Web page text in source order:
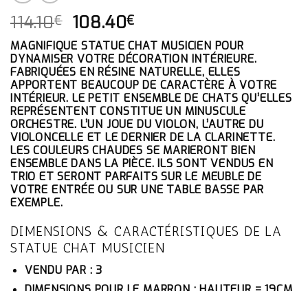
114.10€ LE
PRIX
INITIAL
ÉTAIT :
114.10€.
108.40€
PRIX
ACTUEL
EST :
108.40€.
MAGNIFIQUE STATUE CHAT MUSICIEN POUR
DYNAMISER VOTRE DÉCORATION INTÉRIEURE.
FABRIQUÉES EN RÉSINE NATURELLE, ELLES
APPORTENT BEAUCOUP DE CARACTÈRE À VOTRE
INTÉRIEUR. LE PETIT ENSEMBLE DE CHATS QU’ELLES
REPRÉSENTENT CONSTITUE UN MINUSCULE
ORCHESTRE. L’UN JOUE DU VIOLON, L’AUTRE DU
VIOLONCELLE ET LE DERNIER DE LA CLARINETTE.
LES COULEURS CHAUDES SE MARIERONT BIEN
ENSEMBLE DANS LA PIÈCE. ILS SONT VENDUS EN
TRIO ET SERONT PARFAITS SUR LE MEUBLE DE
VOTRE ENTRÉE OU SUR UNE TABLE BASSE PAR
EXEMPLE.
DIMENSIONS & CARACTÉRISTIQUES DE LA
STATUE CHAT MUSICIEN
VENDU PAR : 3